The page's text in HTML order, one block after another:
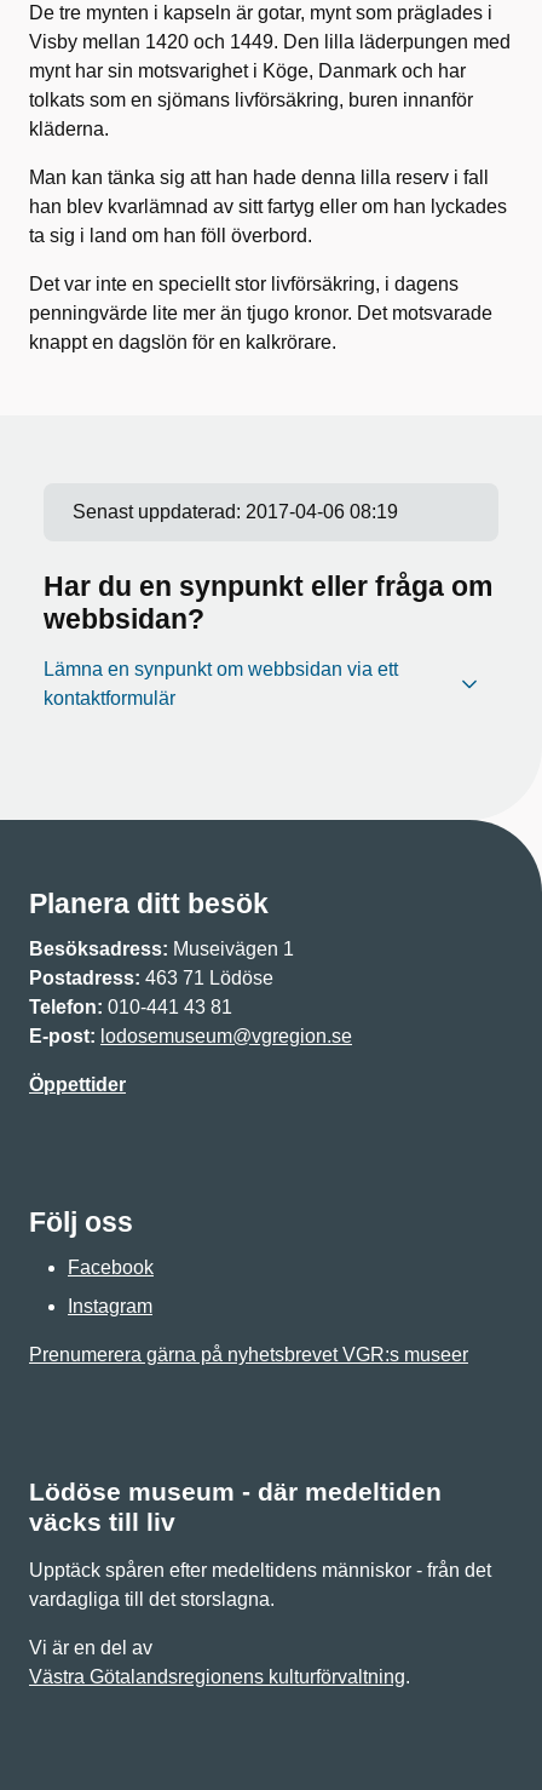
De tre mynten i kapseln är gotar, mynt som präglades i
Visby mellan 1420 och 1449. Den lilla läderpungen med
mynt har sin motsvarighet i Köge, Danmark och har
tolkats som en sjömans livförsäkring, buren innanför
kläderna.
Man kan tänka sig att han hade denna lilla reserv i fall
han blev kvarlämnad av sitt fartyg eller om han lyckades
ta sig i land om han föll överbord.
Det var inte en speciellt stor livförsäkring, i dagens
penningvärde lite mer än tjugo kronor. Det motsvarade
knappt en dagslön för en kalkrörare.
Senast uppdaterad: 2017-04-06 08:19
Har du en synpunkt eller fråga om
webbsidan?
Lämna en synpunkt om webbsidan via ett
kontaktformulär
Planera ditt besök
Besöksadress: Museivägen 1
Postadress: 463 71 Lödöse
Telefon: 010-441 43 81
E-post: lodosemuseum@vgregion.se
Öppettider
Följ oss
Facebook
Instagram
Prenumerera gärna på nyhetsbrevet VGR:s museer
Lödöse museum - där medeltiden
väcks till liv
Upptäck spåren efter medeltidens människor - från det
vardagliga till det storslagna.
Vi är en del av
Västra Götalandsregionens kulturförvaltning.